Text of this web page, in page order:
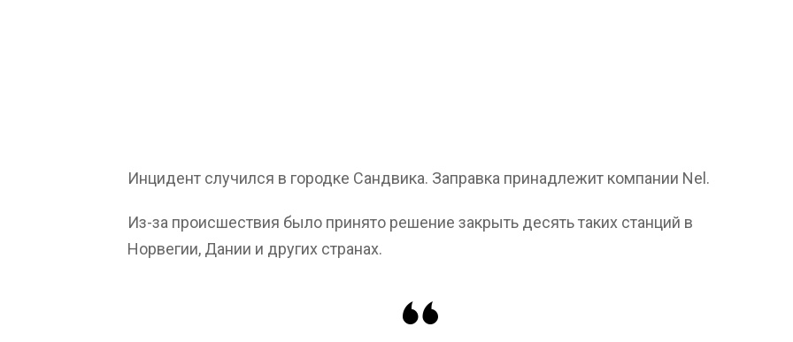
Инцидент случился в городке Сандвика. Заправка принадлежит компании Nel.
Из-за происшествия было принято решение закрыть десять таких станций в
Норвегии, Дании и других странах.